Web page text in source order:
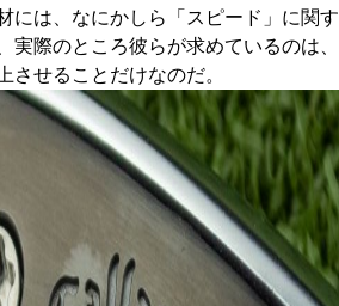
には、なにかしら「スピード」に関す
実際のところ彼らが求めているのは、
させることだけなのだ。